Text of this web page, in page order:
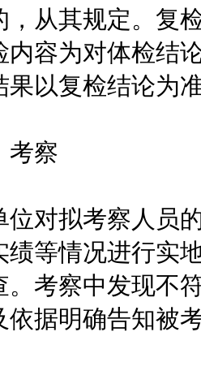
，从其规定。复
内容为对体检结
果以复检结论为
察
拟考察人员的
绩等情况进行实
。考察中发现不
依据明确告知被